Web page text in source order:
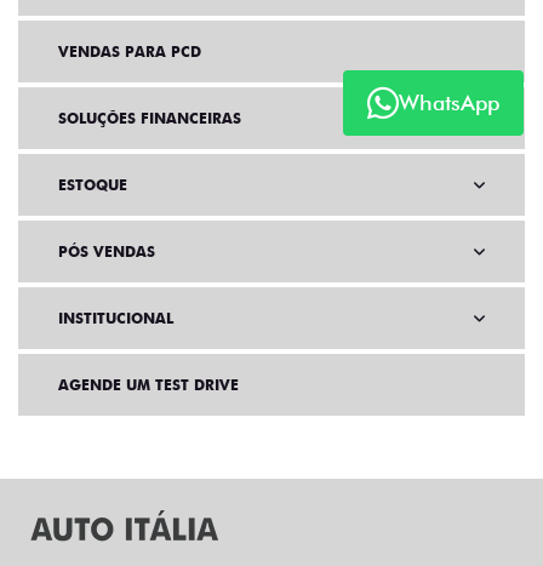
WhatsApp
VENDAS PARA PCD
SOLUÇÕES FINANCEIRAS
ESTOQUE
PÓS VENDAS
INSTITUCIONAL
AGENDE UM TEST DRIVE